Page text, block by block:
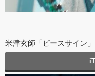
米津玄師「ピースサイン」